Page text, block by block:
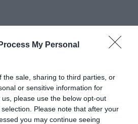
My Personal
the sale, sharing to third parties, or
or sensitive information for
please use the below opt-out
Please note that after your
you may continue seeing